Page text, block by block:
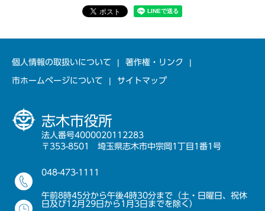
個人情報の取扱いについて 著作権・リンク
市ホームページについて サイトマップ
志木市役所
法人番号4000020112283
〒353-8501 埼玉県志木市中宗岡1丁目1番1号
048-473-1111
午前8時45分から午後4時30分まで（土・日曜日、祝休
日及び12月29日から1月3日までを除く）